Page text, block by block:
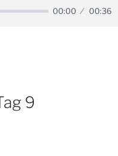
00:00 00:36
9